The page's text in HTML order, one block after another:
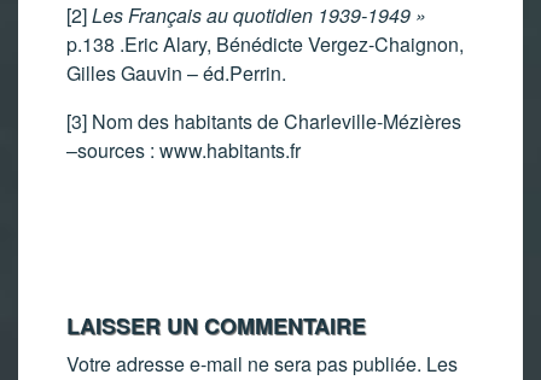
[2]Les Français au quotidien 1939-1949 »
p.138 .Eric Alary, Bénédicte Vergez-Chaignon,
Gilles Gauvin – éd.Perrin.
[3] Nom des habitants de Charleville-Mézières
–sources : www.habitants.fr
LAISSER UN COMMENTAIRE
Votre adresse e-mail ne sera pas publiée. Les